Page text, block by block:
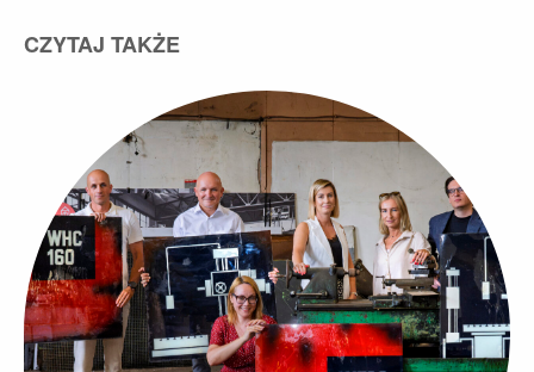
CZYTAJ TAKŻE